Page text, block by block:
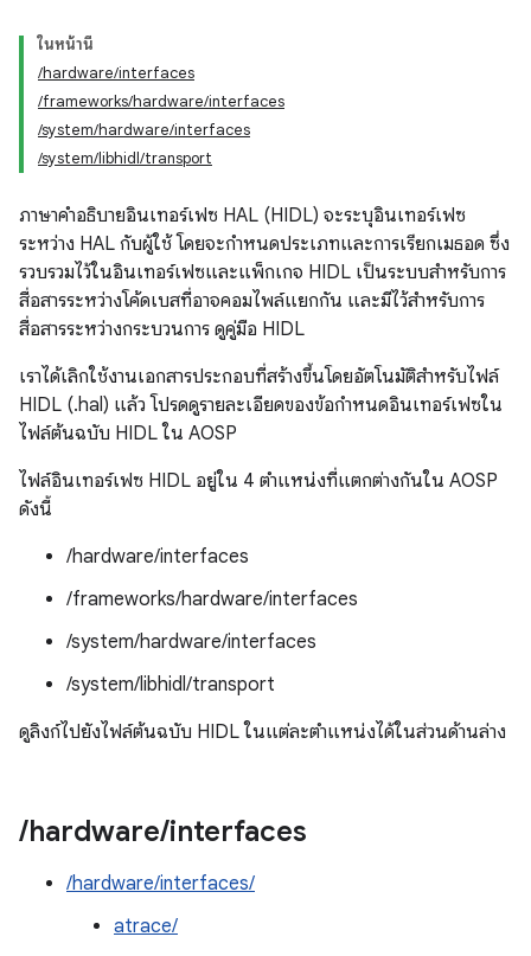
ในหน้านี้
/hardware/interfaces
/frameworks/hardware/interfaces
/system/hardware/interfaces
/system/libhidl/transport
ภาษาคำอธิบายอินเทอร์เฟซ HAL (HIDL) จะระบุอินเทอร์เฟซ
ระหว่าง HAL กับผู้ใช้ โดยจะกำหนดประเภทและการเรียกเมธอด ซึ่ง
รวบรวมไว้ในอินเทอร์เฟซและแพ็กเกจ HIDL เป็นระบบสำหรับการ
สื่อสารระหว่างโค้ดเบสที่อาจคอมไพล์แยกกัน และมีไว้สำหรับการ
สื่อสารระหว่างกระบวนการ ดูคู่มือ HIDL
เราได้เลิกใช้งานเอกสารประกอบที่สร้างขึ้นโดยอัตโนมัติสำหรับไฟล์
HIDL (.hal) แล้ว โปรดดูรายละเอียดของข้อกำหนดอินเทอร์เฟซใน
ไฟล์ต้นฉบับ HIDL ใน AOSP
ไฟล์อินเทอร์เฟซ HIDL อยู่ใน 4 ตำแหน่งที่แตกต่างกันใน AOSP
ดังนี้
/hardware/interfaces
/frameworks/hardware/interfaces
/system/hardware/interfaces
/system/libhidl/transport
ดูลิงก์ไปยังไฟล์ต้นฉบับ HIDL ในแต่ละตำแหน่งได้ในส่วนด้านล่าง
/hardware/interfaces
/hardware/interfaces/
atrace/